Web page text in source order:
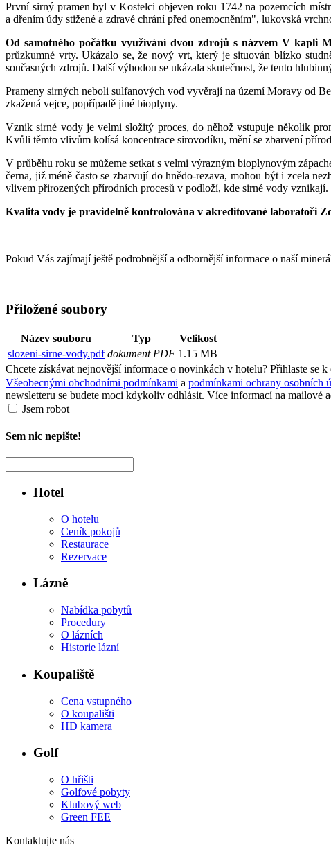
První sirný pramen byl v Kostelci objeven roku 1742 na pozemcích
a dřením údy stižené a zdravé chrání před onemocněním", lukovská
Od samotného počátku využívání dvou zdrojů s názvem V kapli
průzkumné vrty. Ukázalo se, že nový vrt, který je situován blízko
současných zdrojů. Další výhodou se ukázala skutečnost, že tento
Prameny sirných neboli sulfanových vod vyvěrají na území Moravy od
zkažená vejce, popřípadě jiné bioplyny.
Vznik sirné vody je velmi složitý proces, do něhož vstupuje několik
Kvůli těmto vlivům kolísá koncentrace sirovodíku, mění se zbarvení
V průběhu roku se můžeme setkat s velmi výrazným bioplynovým
černa, již méně často se zbarvují do hnědo-rezava, mohou být i zcela
vlivem přirozených přírodních procesů v podloží, kde sirné vody vznikají.
Kvalita vody je pravidelně kontrolována v akreditované laboratoři
Pokud Vás zajímají ještě podrobnější a odbornější informace o naší
Přiložené soubory
Název souboru Typ
Velikost
slozeni-sirne-vody.pdf dokument PDF 1.15 MB
Chcete získávat nejnovější informace o novinkách v hotelu? Přihlaste se
Všeobecnými obchodními podmínkami a podmínkami ochrany osobních
newsletteru se budete moci kdykoliv odhlásit. Více informací na mailové
Jsem robot
Sem nic nepište!
Hotel
O hotelu
Ceník pokojů
Restaurace
Rezervace
Lázně
Nabídka pobytů
Procedury
O lázních
Historie lázní
Koupaliště
Cena vstupného
O koupališti
HD kamera
Golf
O hřišti
Golfové pobyty
Klubový web
Green FEE
Kontaktujte nás